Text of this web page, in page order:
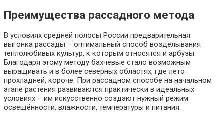
Преимущества рассадного метода
В условиях средней полосы России предварительная
выгонка рассады – оптимальный способ возделывания
теплолюбивых культур, к которым относятся и арбузы.
Благодаря этому методу бахчевые стало возможным
выращивать и в более северных областях, где лето
прохладней, короче. При рассадном способе на начальном
этапе растения развиваются практически в идеальных
условиях – им искусственно создают нужный режим
освещённости, влажности, температуры и питания.